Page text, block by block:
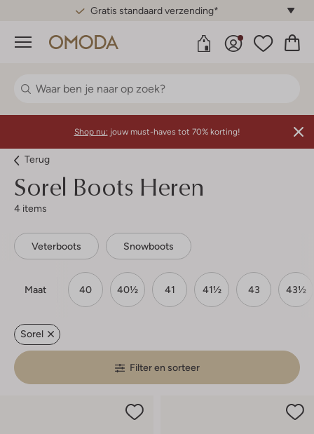
Gratis standaard verzending*
Menu
Shop nu: jouw must-haves tot 70% korting!
Terug
Sorel Boots Heren
4 items
Veterboots Snowboots
Maat 40 40½ 41 41½ 43 43½
Sorel
Filter en sorteer